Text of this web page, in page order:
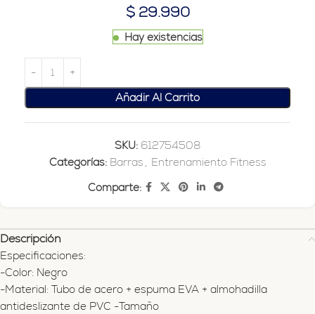
$29.990
Hay existencias
Añadir Al Carrito
SKU: 612754508
Categorías: Barras , Entrenamiento Fitness
Comparte:
Descripción
Especificaciones:
-Color: Negro
-Material: Tubo de acero + espuma EVA + almohadilla
antideslizante de PVC -Tamaño